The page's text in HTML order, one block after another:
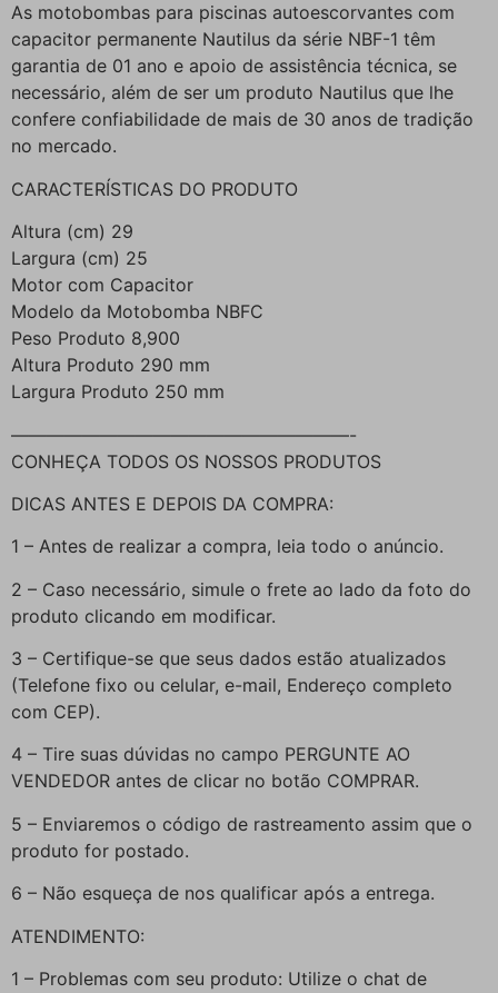
As motobombas para piscinas autoescorvantes com
capacitor permanente Nautilus da série NBF-1 têm
garantia de 01 ano e apoio de assistência técnica, se
necessário, além de ser um produto Nautilus que lhe
confere confiabilidade de mais de 30 anos de tradição
no mercado.
CARACTERÍSTICAS DO PRODUTO
Altura (cm) 29
Largura (cm) 25
Motor com Capacitor
Modelo da Motobomba NBFC
Peso Produto 8,900
Altura Produto 290 mm
Largura Produto 250 mm
———————————————————-
CONHEÇA TODOS OS NOSSOS PRODUTOS
DICAS ANTES E DEPOIS DA COMPRA:
1 – Antes de realizar a compra, leia todo o anúncio.
2 – Caso necessário, simule o frete ao lado da foto do
produto clicando em modificar.
3 – Certifique-se que seus dados estão atualizados
(Telefone fixo ou celular, e-mail, Endereço completo
com CEP).
4 – Tire suas dúvidas no campo PERGUNTE AO
VENDEDOR antes de clicar no botão COMPRAR.
5 – Enviaremos o código de rastreamento assim que o
produto for postado.
6 – Não esqueça de nos qualificar após a entrega.
ATENDIMENTO:
1 – Problemas com seu produto: Utilize o chat de